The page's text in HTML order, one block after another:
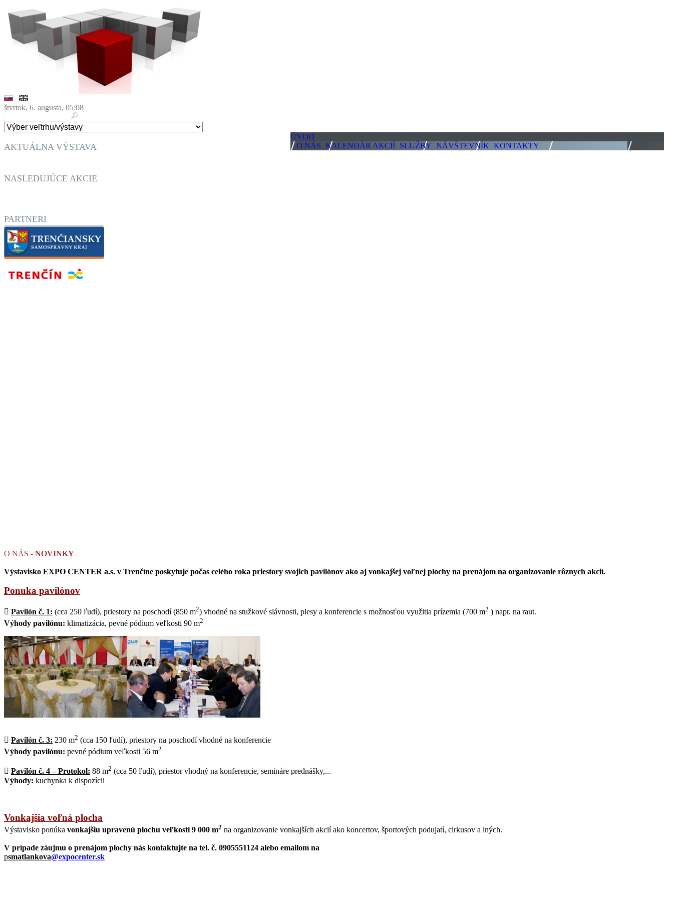
štvrtok, 6. augusta, 05:08
ÚVOD
O NÁS KALENDÁR AKCIÍ SLUŽBY NÁVŠTEVNÍK KONTAKTY
AKTUÁLNA VÝSTAVA
NASLEDUJÚCE AKCIE
PARTNERI
O NÁS - NOVINKY
Výstavisko EXPO CENTER a.s. v Trenčíne poskytuje počas celého roka priestory svojich pavilónov ako aj vonkajšej voľnej plochy na prenájom na organizovanie rôznych akcií.
Ponuka pavilónov
 Pavilón č. 1: (cca 250 ľudí), priestory na poschodí (850 m2) vhodné na stužkové slávnosti, plesy a konferencie s možnosťou využitia prízemia (700 m2 ) napr. na raut.
Výhody pavilónu: klimatizácia, pevné pódium veľkosti 90 m2
 Pavilón č. 3: 230 m2 (cca 150 ľudí), priestory na poschodí vhodné na konferencie
Výhody pavilónu: pevné pódium veľkosti 56 m2
 Pavilón č. 4 – Protokol: 88 m2 (cca 50 ľudí), priestor vhodný na konferencie, semináre prednášky,...
Výhody: kuchynka k dispozícii
Vonkajšia voľná plocha
Výstavisko ponúka vonkajšiu upravenú plochu veľkosti 9 000 m2 na organizovanie vonkajších akcií ako koncertov, športových podujatí, cirkusov a iných.
V prípade záujmu o prenájom plochy nás kontaktujte na tel. č. 0905551124 alebo emailom na
psmatlankova@expocenter.sk